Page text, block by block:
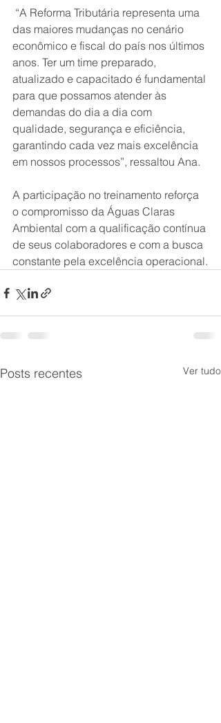
“A Reforma Tributária representa uma
das maiores mudanças no cenário
econômico e fiscal do país nos últimos
anos. Ter um time preparado,
atualizado e capacitado é fundamental
para que possamos atender às
demandas do dia a dia com
qualidade, segurança e eficiência,
garantindo cada vez mais excelência
em nossos processos”, ressaltou Ana.
A participação no treinamento reforça
o compromisso da Águas Claras
Ambiental com a qualificação contínua
de seus colaboradores e com a busca
constante pela excelência operacional.
Posts recentes Ver tudo